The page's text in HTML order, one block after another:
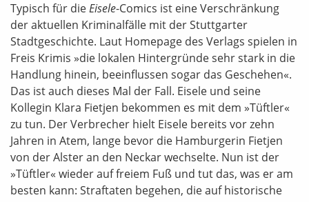
Typisch für dieEisele-Comics ist eine Verschränkung
der aktuellen Kriminalfälle mit der Stuttgarter
Stadtgeschichte. Laut Homepage des Verlags spielen in
Freis Krimis »die lokalen Hintergründe sehr stark in die
Handlung hinein, beeinflussen sogar das Geschehen«.
Das ist auch dieses Mal der Fall. Eisele und seine
Kollegin Klara Fietjen bekommen es mit dem »Tüftler«
zu tun. Der Verbrecher hielt Eisele bereits vor zehn
Jahren in Atem, lange bevor die Hamburgerin Fietjen
von der Alster an den Neckar wechselte. Nun ist der
»Tüftler« wieder auf freiem Fuß und tut das, was er am
besten kann: Straftaten begehen, die auf historische